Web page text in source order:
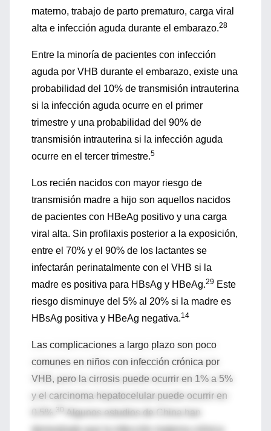
materno, trabajo de parto prematuro, carga viral
alta e infección aguda durante el embarazo.28
Entre la minoría de pacientes con infección
aguda por VHB durante el embarazo, existe una
probabilidad del 10% de transmisión intrauterina
si la infección aguda ocurre en el primer
trimestre y una probabilidad del 90% de
transmisión intrauterina si la infección aguda
ocurre en el tercer trimestre.5
Los recién nacidos con mayor riesgo de
transmisión madre a hijo son aquellos nacidos
de pacientes con HBeAg positivo y una carga
viral alta. Sin profilaxis posterior a la exposición,
entre el 70% y el 90% de los lactantes se
infectarán perinatalmente con el VHB si la
madre es positiva para HBsAg y HBeAg.29 Este
riesgo disminuye del 5% al 20% si la madre es
HBsAg positiva y HBeAg negativa.14
Las complicaciones a largo plazo son poco
comunes en niños con infección crónica por
VHB, pero la cirrosis puede ocurrir en 1% a 5%
y el carcinoma hepatocelular puede ocurrir en
Algunos estudios de China han